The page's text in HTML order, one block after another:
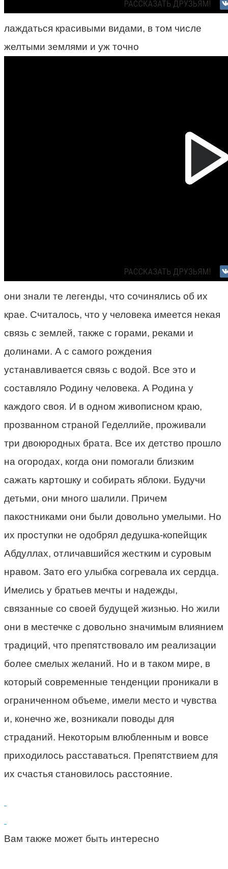
лаждаться красивыми видами, в том числе
желтыми землями и уж точно
они знали те легенды, что сочинялись об их
крае. Считалось, что у человека имеется некая
связь с землей, также с горами, реками и
долинами. А с самого рождения
устанавливается связь с водой. Все это и
составляло Родину человека. А Родина у
каждого своя. И в одном живописном краю,
прозванном страной Геделлийе, проживали
три двоюродных брата. Все их детство прошло
на огородах, когда они помогали близким
сажать картошку и собирать яблоки. Будучи
детьми, они много шалили. Причем
пакостниками они были довольно умелыми. Но
их проступки не одобрял дедушка-копейщик
Абдуллах, отличавшийся жестким и суровым
нравом. Зато его улыбка согревала их сердца.
Имелись у братьев мечты и надежды,
связанные со своей будущей жизнью. Но жили
они в местечке с довольно значимым влиянием
традиций, что препятствовало им реализации
более смелых желаний. Но и в таком мире, в
который современные тенденции проникали в
ограниченном объеме, имели место и чувства
и, конечно же, возникали поводы для
страданий. Некоторым влюбленным и вовсе
приходилось расставаться. Препятствием для
их счастья становилось расстояние.
Вам также может быть интересно